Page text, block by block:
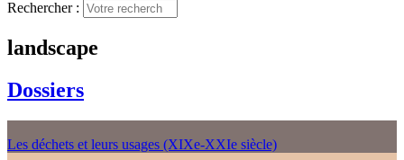
Rechercher :
landscape
Dossiers
Les déchets et leurs usages (XIXe-XXIe siècle)